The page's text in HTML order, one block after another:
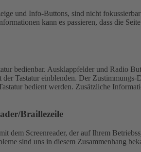
und Info-Buttons, sind nicht
kann es passieren, dass die
bedienbar. Ausklappfelder und Radio
Tastatur einblenden. Der Zustimmungs-
bedient werden. Zusätzliche
Braillezeile
dem Screenreader, der auf Ihrem
sind uns in diesem Zusammenhang